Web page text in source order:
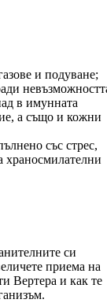
и подуване;
в имунната
а също и кожни
със стрес,
храносмилателни
си
приема на
Вертера и как те